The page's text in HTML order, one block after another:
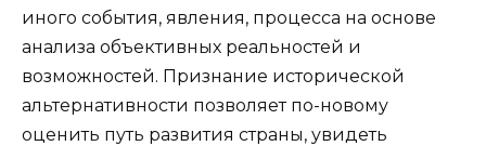
иного события, явления, процесса на основе
анализа объективных реальностей и
возможностей. Признание исторической
альтернативности позволяет по-новому
оценить путь развития страны, увидеть